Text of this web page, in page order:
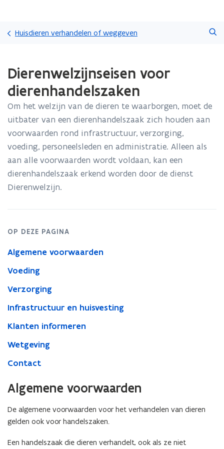
en
naar
gaan
Huisdieren verhandelen of weggeven
met
laden.
bevindt
zich
op:
Dierenwelzijnseisen
voor
dierenhandelszaken
Dierenwelzijnseisen voor
dierenhandelszaken
Om het welzijn van de dieren te waarborgen, moet de
uitbater van een dierenhandelszaak zich houden aan
voorwaarden rond infrastructuur, verzorging,
voeding, personeelsleden en administratie. Alleen als
aan alle voorwaarden wordt voldaan, kan een
dierenhandelszaak erkend worden door de dienst
Dierenwelzijn.
OP DEZE PAGINA
Algemene voorwaarden
Voeding
Verzorging
Infrastructuur en huisvesting
Klanten informeren
Wetgeving
Contact
Algemene voorwaarden
De algemene voorwaarden voor het verhandelen van dieren
gelden ook voor handelszaken.
Een handelszaak die dieren verhandelt, ook als ze niet